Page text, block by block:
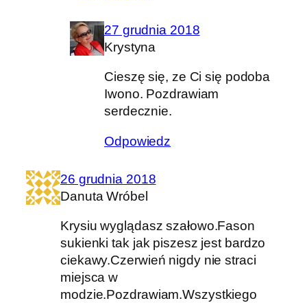
27 grudnia 2018
Krystyna
Cieszę się, ze Ci się podoba
Iwono. Pozdrawiam
serdecznie.
Odpowiedz
26 grudnia 2018
Danuta Wróbel
Krysiu wyglądasz szałowo.Fason
sukienki tak jak piszesz jest bardzo
ciekawy.Czerwień nigdy nie straci
miejsca w
modzie.Pozdrawiam.Wszystkiego